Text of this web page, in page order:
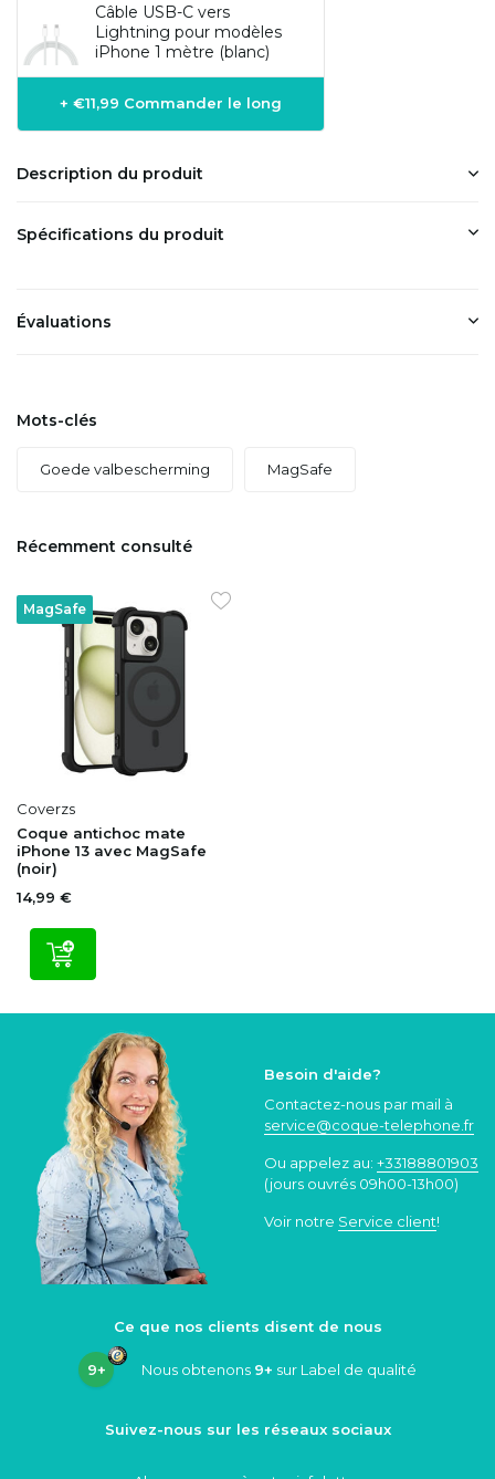
Câble USB-C vers
Lightning pour modèles
iPhone 1 mètre (blanc)
+ €11,99 Commander le long
Description du produit
Spécifications du produit
Évaluations
Mots-clés
Goede valbescherming MagSafe
Récemment consulté
MagSafe
Coverzs
Coque antichoc mate
iPhone 13 avec MagSafe
(noir)
14,99 €
Besoin d'aide?
Contactez-nous par mail à
service@coque-telephone.fr
Ou appelez au: +33188801903
(jours ouvrés 09h00-13h00)
Voir notre Service client!
Ce que nos clients disent de nous
9+ Nous obtenons 9+ sur Label de qualité
Suivez-nous sur les réseaux sociaux